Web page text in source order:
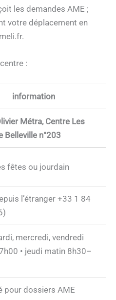
les demandes AME ;
votre déplacement en
:
information
Métra, Centre Les
Belleville n°203
fêtes ou jourdain
l’étranger +33 1 84
mercredi, vendredi
• jeudi matin 8h30–
pour dossiers AME